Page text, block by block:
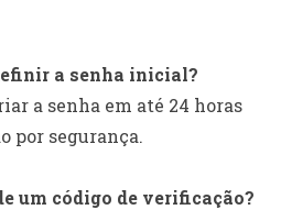
a senha inicial?
a senha em até 24 horas
por segurança.
um código de verificação?